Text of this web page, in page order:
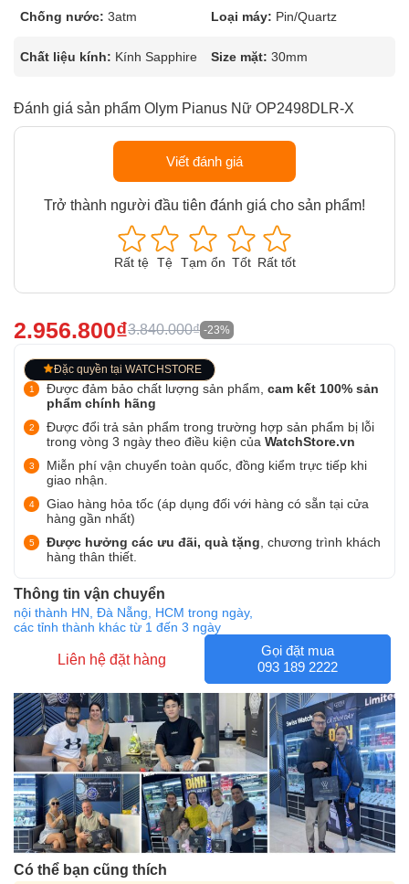
Chống nước: 3atm Loại máy: Pin/Quartz
Chất liệu kính: Kính Sapphire Size mặt: 30mm
Đánh giá sản phẩm Olym Pianus Nữ OP2498DLR-X
Viết đánh giá
Trở thành người đầu tiên đánh giá cho sản phẩm!
Rất tệ Tệ Tạm ổn Tốt Rất tốt
2.956.800₫3.840.000₫ -23%
Đặc quyền tại WATCHSTORE
Được đảm bảo chất lượng sản phẩm, cam kết 100% sản
phẩm chính hãng
Được đổi trả sản phẩm trong trường hợp sản phẩm bị lỗi
trong vòng 3 ngày theo điều kiện của WatchStore.vn
Miễn phí vận chuyển toàn quốc, đồng kiểm trực tiếp khi
giao nhận.
Giao hàng hỏa tốc (áp dụng đối với hàng có sẵn tại cửa
hàng gần nhất)
Được hưởng các ưu đãi, quà tặng , chương trình khách
hàng thân thiết.
Thông tin vận chuyển
nội thành HN, Đà Nẵng, HCM trong ngày,
các tỉnh thành khác từ 1 đến 3 ngày
Liên hệ đặt hàng
Gọi đặt mua
093 189 2222
Có thể bạn cũng thích